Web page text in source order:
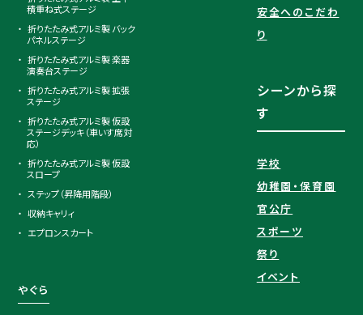
積重ね式ステージ
折りたたみ式アルミ製 バック
パネルステージ
折りたたみ式アルミ製 楽器
演奏台ステージ
折りたたみ式アルミ製 拡張
ステージ
折りたたみ式アルミ製 仮設
ステージデッキ（車いす席対
応）
折りたたみ式アルミ製 仮設
スロープ
ステップ（昇降用階段）
収納キャリィ
エプロンスカート
やぐら
安全へのこだわ
り
シーンから探
す
学校
幼稚園・保育園
官公庁
スポーツ
祭り
イベント